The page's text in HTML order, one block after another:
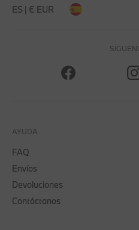
ES | € EUR
AYUDA
FAQ
Envíos
Devoluciones
Contáctanos